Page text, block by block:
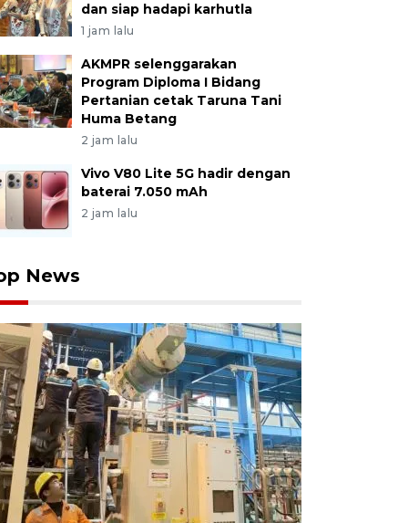
dan siap hadapi karhutla
1 jam lalu
AKMPR selenggarakan
Program Diploma I Bidang
Pertanian cetak Taruna Tani
Huma Betang
2 jam lalu
Vivo V80 Lite 5G hadir dengan
baterai 7.050 mAh
2 jam lalu
News